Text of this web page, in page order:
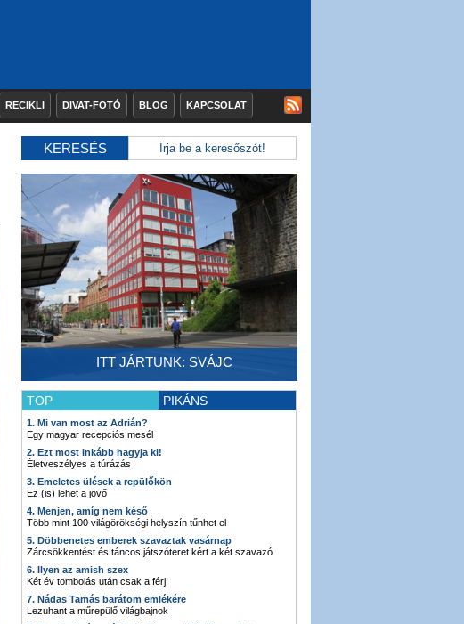
RECIKLI DIVAT-FOTÓ BLOG KAPCSOLAT
KERESÉS
ITT JÁRTUNK: SVÁJC
TOP PIKÁNS
1. Mi van most az Adrián?
Egy magyar recepciós mesél
2. Ezt most inkább hagyja ki!
Életveszélyes a túrázás
3. Emeletes ülések a repülőkön
Ez (is) lehet a jövő
4. Menjen, amíg nem késő
Több mint 100 világörökségi helyszín tűnhet el
5. Döbbenetes emberek szavaztak vasárnap
Zárcsökkentést és táncos játszóteret kért a két szavazó
6. Ilyen az amish szex
Két év tombolás után csak a férj
7. Nádas Tamás barátom emlékére
Lezuhant a műrepülő világbajnok